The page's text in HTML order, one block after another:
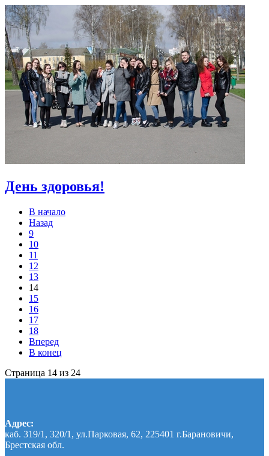
День здоровья!
В начало
Назад
9
10
11
12
13
14
15
16
17
18
Вперед
В конец
Страница 14 из 24
Адрес:
каб. 319/1, 320/1, ул.Парковая, 62, 225401 г.Барановичи,
Брестская обл.